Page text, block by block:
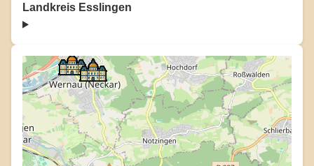
Landkreis Esslingen